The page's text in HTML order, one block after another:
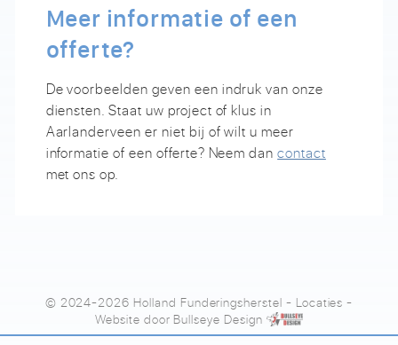
Meer informatie of een
offerte?
De voorbeelden geven een indruk van onze
diensten. Staat uw project of klus in
Aarlanderveen er niet bij of wilt u meer
informatie of een offerte? Neem dancontact
met ons op.
© 2024-2026 Holland Funderingsherstel - Locaties -
Website door Bullseye Design